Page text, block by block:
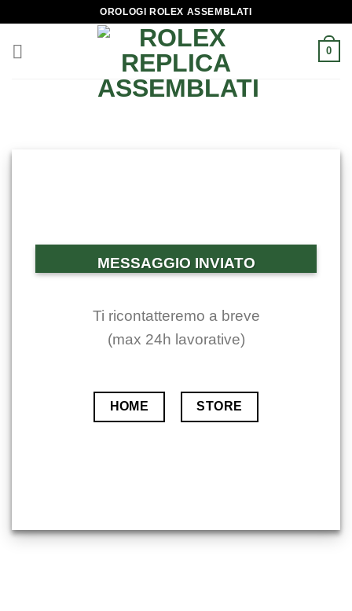
content
OROLOGI ROLEX ASSEMBLATI
0
MESSAGGIO INVIATO
Ti ricontatteremo a breve
(max 24h lavorative)
HOME STORE